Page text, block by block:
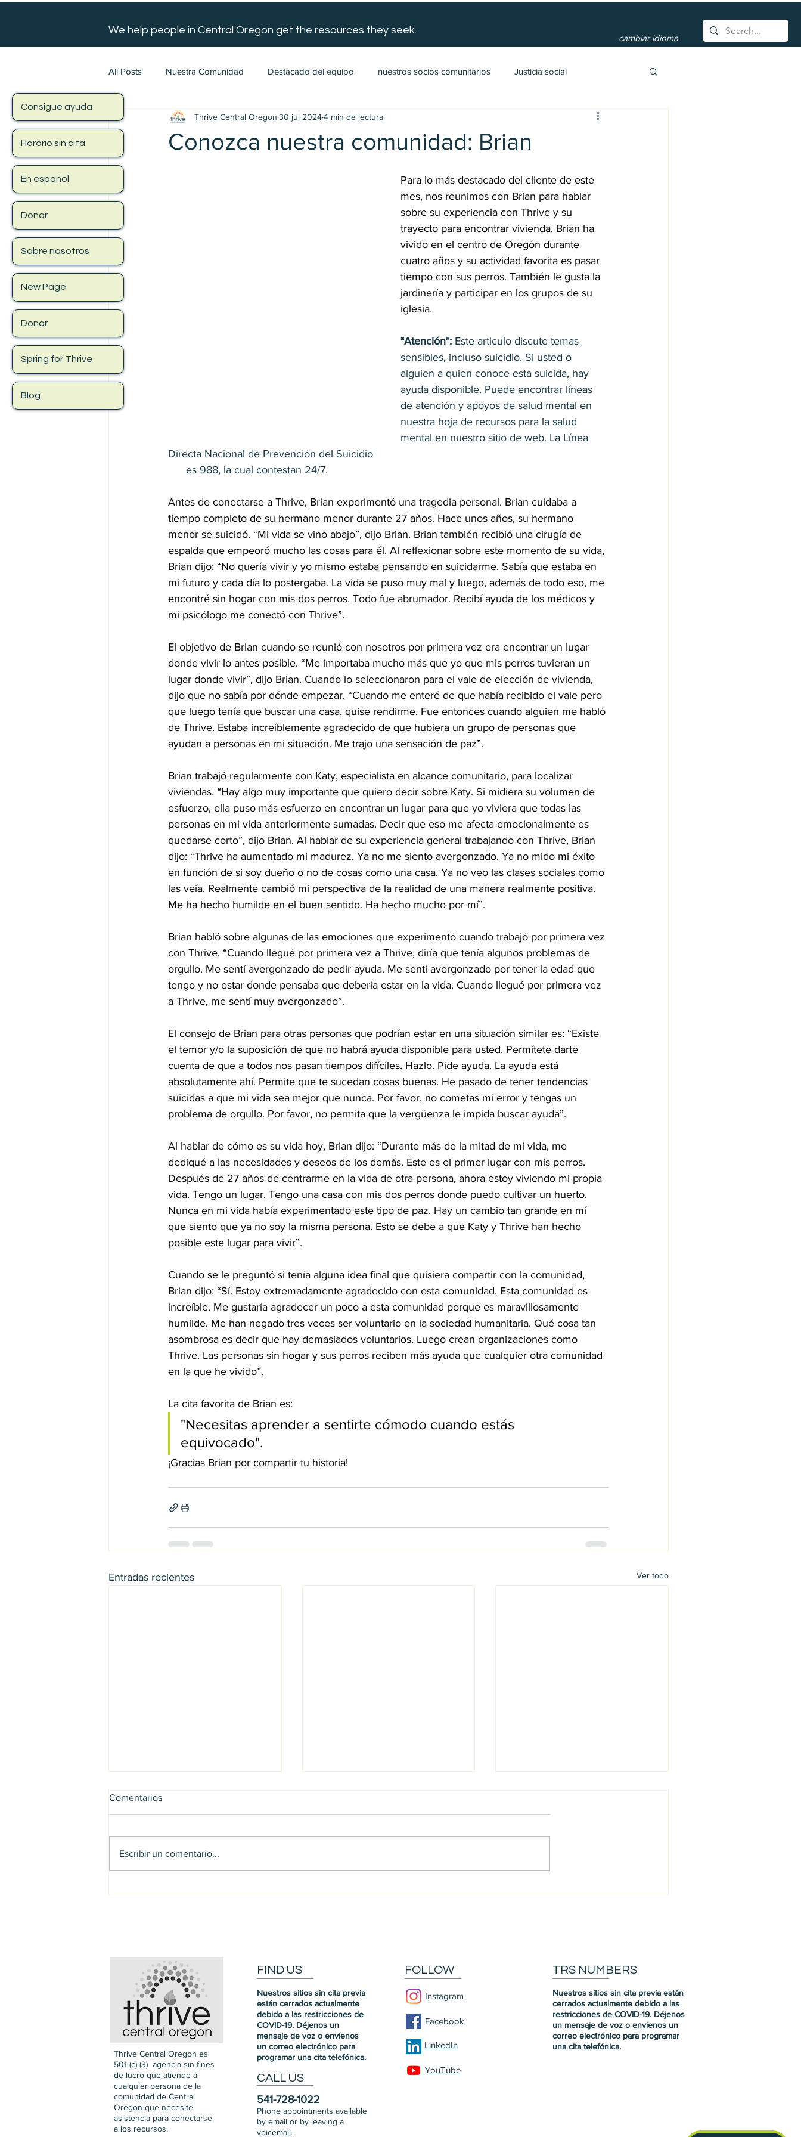
Consigue ayuda
Horario sin cita
En español
Donar
Sobre nosotros
New Page
Donar
Spring for Thrive
Blog
We help people in Central Oregon get the resources they seek.
cambiar idioma
All Posts Nuestra Comunidad Destacado del equipo nuestros socios comunitarios Justicia social
Conozca nuestra comunidad: Brian
Thrive Central Oregon 30 jul 20244 min de lectura
Para lo más destacado del cliente de este
mes, nos reunimos con Brian para hablar
sobre su experiencia con Thrive y su
trayecto para encontrar vivienda. Brian ha
vivido en el centro de Oregón durante
cuatro años y su actividad favorita es pasar
tiempo con sus perros. También le gusta la
jardinería y participar en los grupos de su
iglesia.
*Atención*: Este articulo discute temas
sensibles, incluso suicidio. Si usted o
alguien a quien conoce esta suicida, hay
ayuda disponible. Puede encontrar líneas
de atención y apoyos de salud mental en
nuestra hoja de recursos para la salud
mental en nuestro sitio de web. La Línea
Directa Nacional de Prevención del Suicidio
      es 988, la cual contestan 24/7.
Antes de conectarse a Thrive, Brian experimentó una tragedia personal. Brian cuidaba a
tiempo completo de su hermano menor durante 27 años. Hace unos años, su hermano
menor se suicidó. “Mi vida se vino abajo”, dijo Brian. Brian también recibió una cirugía de
espalda que empeoró mucho las cosas para él. Al reflexionar sobre este momento de su vida,
Brian dijo: “No quería vivir y yo mismo estaba pensando en suicidarme. Sabía que estaba en
mi futuro y cada día lo postergaba. La vida se puso muy mal y luego, además de todo eso, me
encontré sin hogar con mis dos perros. Todo fue abrumador. Recibí ayuda de los médicos y
mi psicólogo me conectó con Thrive”.
El objetivo de Brian cuando se reunió con nosotros por primera vez era encontrar un lugar
donde vivir lo antes posible. “Me importaba mucho más que yo que mis perros tuvieran un
lugar donde vivir”, dijo Brian. Cuando lo seleccionaron para el vale de elección de vivienda,
dijo que no sabía por dónde empezar. “Cuando me enteré de que había recibido el vale pero
que luego tenía que buscar una casa, quise rendirme. Fue entonces cuando alguien me habló
de Thrive. Estaba increíblemente agradecido de que hubiera un grupo de personas que
ayudan a personas en mi situación. Me trajo una sensación de paz”.
Brian trabajó regularmente con Katy, especialista en alcance comunitario, para localizar
viviendas. “Hay algo muy importante que quiero decir sobre Katy. Si midiera su volumen de
esfuerzo, ella puso más esfuerzo en encontrar un lugar para que yo viviera que todas las
personas en mi vida anteriormente sumadas. Decir que eso me afecta emocionalmente es
quedarse corto”, dijo Brian. Al hablar de su experiencia general trabajando con Thrive, Brian
dijo: “Thrive ha aumentado mi madurez. Ya no me siento avergonzado. Ya no mido mi éxito
en función de si soy dueño o no de cosas como una casa. Ya no veo las clases sociales como
las veía. Realmente cambió mi perspectiva de la realidad de una manera realmente positiva.
Me ha hecho humilde en el buen sentido. Ha hecho mucho por mí”.
Brian habló sobre algunas de las emociones que experimentó cuando trabajó por primera vez
con Thrive. “Cuando llegué por primera vez a Thrive, diría que tenía algunos problemas de
orgullo. Me sentí avergonzado de pedir ayuda. Me sentí avergonzado por tener la edad que
tengo y no estar donde pensaba que debería estar en la vida. Cuando llegué por primera vez
a Thrive, me sentí muy avergonzado”.
El consejo de Brian para otras personas que podrían estar en una situación similar es: “Existe
el temor y/o la suposición de que no habrá ayuda disponible para usted. Permítete darte
cuenta de que a todos nos pasan tiempos difíciles. Hazlo. Pide ayuda. La ayuda está
absolutamente ahí. Permite que te sucedan cosas buenas. He pasado de tener tendencias
suicidas a que mi vida sea mejor que nunca. Por favor, no cometas mi error y tengas un
problema de orgullo. Por favor, no permita que la vergüenza le impida buscar ayuda”.
Al hablar de cómo es su vida hoy, Brian dijo: “Durante más de la mitad de mi vida, me
dediqué a las necesidades y deseos de los demás. Este es el primer lugar con mis perros.
Después de 27 años de centrarme en la vida de otra persona, ahora estoy viviendo mi propia
vida. Tengo un lugar. Tengo una casa con mis dos perros donde puedo cultivar un huerto.
Nunca en mi vida había experimentado este tipo de paz. Hay un cambio tan grande en mí
que siento que ya no soy la misma persona. Esto se debe a que Katy y Thrive han hecho
posible este lugar para vivir”.
Cuando se le preguntó si tenía alguna idea final que quisiera compartir con la comunidad,
Brian dijo: “Sí. Estoy extremadamente agradecido con esta comunidad. Esta comunidad es
increíble. Me gustaría agradecer un poco a esta comunidad porque es maravillosamente
humilde. Me han negado tres veces ser voluntario en la sociedad humanitaria. Qué cosa tan
asombrosa es decir que hay demasiados voluntarios. Luego crean organizaciones como
Thrive. Las personas sin hogar y sus perros reciben más ayuda que cualquier otra comunidad
en la que he vivido”.
La cita favorita de Brian es:
"Necesitas aprender a sentirte cómodo cuando estás
equivocado".
¡Gracias Brian por compartir tu historia!
Entradas recientes Ver todo
Comentarios
Escribir un comentario...
Thrive Central Oregon es
501 (c) (3) agencia sin fines
de lucro que atiende a
cualquier persona de la
comunidad de Central
Oregon que necesite
asistencia para conectarse
a los recursos.
FIND US
Nuestros sitios sin cita previa
están cerrados actualmente
debido a las restricciones de
COVID-19. Déjenos un
mensaje de voz o envíenos
un correo electrónico para
programar una cita telefónica.
CALL US
541-728-1022
Phone appointments available
by email or by leaving a
voicemail.
FOLLOW
Instagram
Facebook
LinkedIn
YouTube
TRS NUMBERS
Nuestros sitios sin cita previa están
cerrados actualmente debido a las
restricciones de COVID-19. Déjenos
un mensaje de voz o envíenos un
correo electrónico para programar
una cita telefónica.